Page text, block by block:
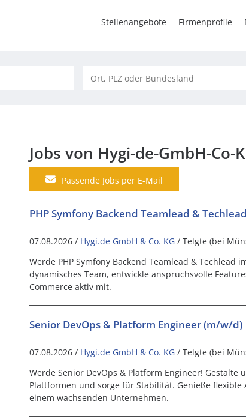
Stellenangebote Firmenprofile
Jobs von Hygi-de-GmbH-Co-
Passende Jobs per E-Mail
PHP Symfony Backend Teamlead &
07.08.2026 / Hygi.de GmbH & Co. KG / Telgte (bei
Werde PHP Symfony Backend Teamlead & Techlead
dynamisches Team, entwickle anspruchsvolle
Commerce aktiv mit.
Senior DevOps & Platform Engineer (m/w/d)
07.08.2026 / Hygi.de GmbH & Co. KG / Telgte (bei
Werde Senior DevOps & Platform Engineer!
Plattformen und sorge für Stabilität. Genieße
einem wachsenden Unternehmen.